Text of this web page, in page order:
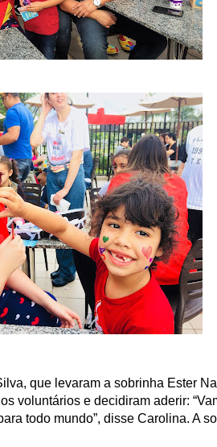
que levaram a sobrinha Ester
voluntários e decidiram aderir:
todo mundo”, disse Carolina. A